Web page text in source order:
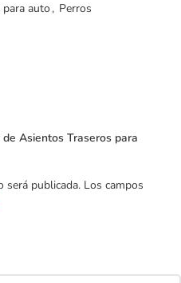
auto , Perros
Asientos Traseros para
será publicada. Los campos